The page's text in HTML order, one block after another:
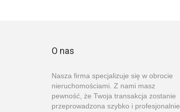
O nas
Nasza firma specjalizuje się w obrocie
nieruchomościami. Z nami masz
pewność, że Twoja transakcja zostanie
przeprowadzona szybko i profesjonalnie.